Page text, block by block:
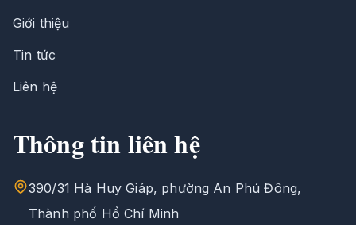
Giới thiệu
Tin tức
Liên hệ
Thông tin liên hệ
390/31 Hà Huy Giáp, phường An Phú Đông,
Thành phố Hồ Chí Minh